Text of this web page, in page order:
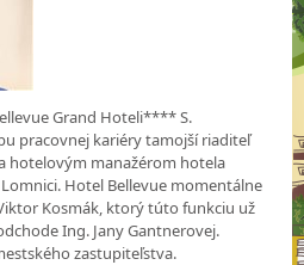
Grand Hoteli**** S.
pracovnej kariéry tamojší riaditeľ
hotelovým manažérom hotela
Hotel Bellevue momentálne
Kosmák, ktorý túto funkciu už
Ing. Jany Gantnerovej.
zastupiteľstva.